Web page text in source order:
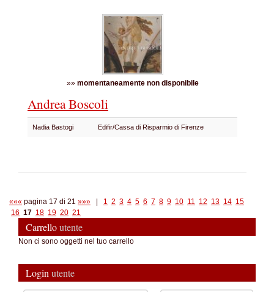
»» momentaneamente non disponibile
Andrea Boscoli
Nadia Bastogi Edifir/Cassa di Risparmio di Firenze
««« pagina 17 di 21 »»» 1 2 3 4 5 6 7 8 9 10 11 12 13 14 15
16 17 18 19 20 21
Carrelloutente
Non ci sono oggetti nel tuo carrello
Login utente